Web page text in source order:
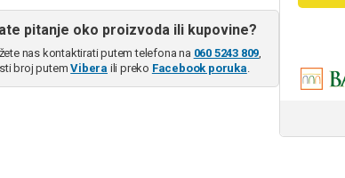
pitanje oko proizvoda ili kupovine?
nas kontaktirati putem telefona na 060 5243 809,
broj putemVibera ili preko Facebook poruka.
količina